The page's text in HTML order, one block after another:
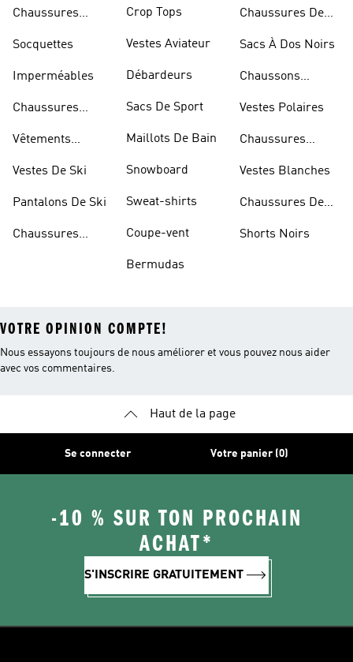
Chaussures
Socquettes
Imperméables
Chaussures
Vêtements
Vestes De Ski
Pantalons De Ski
Chaussures
Crop Tops
Vestes Aviateur
Débardeurs
Sacs De Sport
Maillots De Bain
Snowboard
Sweat-shirts
Coupe-vent
Bermudas
Chaussures De
Sacs À Dos Noirs
Chaussons
Vestes Polaires
Chaussures
Vestes Blanches
Chaussures De
Shorts Noirs
VOTRE OPINION COMPTE!
Nous essayons toujours de nous améliorer et vous pouvez nous aider
avec vos commentaires.
Haut de la page
Se connecter Votre panier (0)
-10 % SUR TON PROCHAIN
ACHAT*
S'INSCRIRE GRATUITEMENT